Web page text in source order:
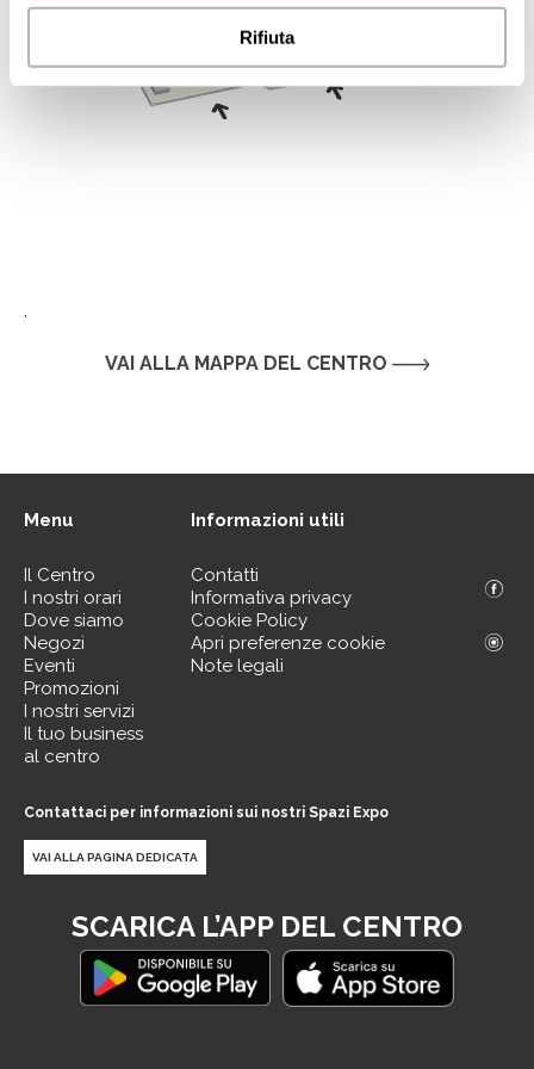
Rifiuta
.
VAI ALLA MAPPA DEL CENTRO
Menu
Il Centro
I nostri orari
Dove siamo
Negozi
Eventi
Promozioni
I nostri servizi
Il tuo business
al centro
Informazioni utili
Contatti
Informativa privacy
Cookie Policy
Apri preferenze cookie
Note legali
Contattaci per informazioni sui nostri Spazi Expo
VAI ALLA PAGINA DEDICATA
SCARICA L’APP DEL CENTRO